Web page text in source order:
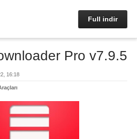
Full indir
Pro v7.9.5
16:18